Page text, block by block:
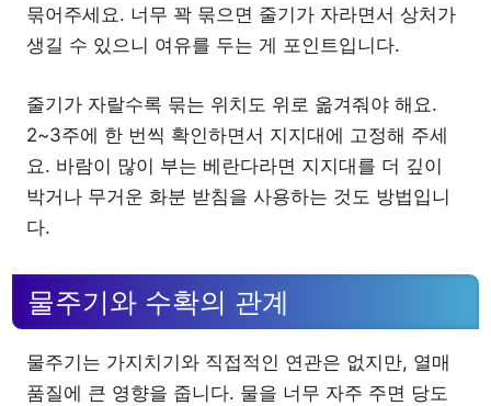
묶어주세요. 너무 꽉 묶으면 줄기가 자라면서 상처가
생길 수 있으니 여유를 두는 게 포인트입니다.
줄기가 자랄수록 묶는 위치도 위로 옮겨줘야 해요.
2~3주에 한 번씩 확인하면서 지지대에 고정해 주세
요. 바람이 많이 부는 베란다라면 지지대를 더 깊이
박거나 무거운 화분 받침을 사용하는 것도 방법입니
다.
물주기와 수확의 관계
물주기는 가지치기와 직접적인 연관은 없지만, 열매
품질에 큰 영향을 줍니다. 물을 너무 자주 주면 당도